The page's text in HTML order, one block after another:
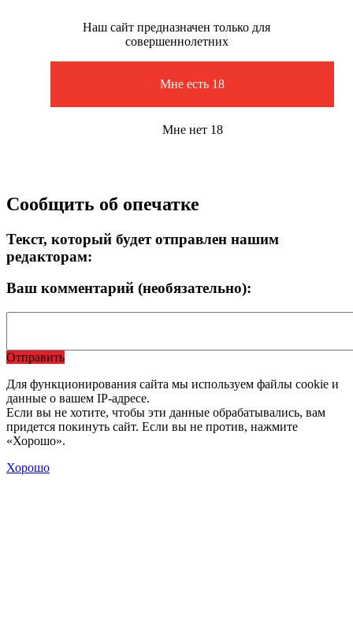
Наш сайт предназначен только для
совершеннолетних
Мне есть 18
Мне нет 18
Сообщить об опечатке
Текст, который будет отправлен нашим
редакторам:
Ваш комментарий (необязательно):
Отправить
Для функционирования сайта мы используем файлы cookie и
данные о вашем IP-адресе.
Если вы не хотите, чтобы эти данные обрабатывались, вам
придется покинуть сайт. Если вы не против, нажмите
«Хорошо».
Хорошо